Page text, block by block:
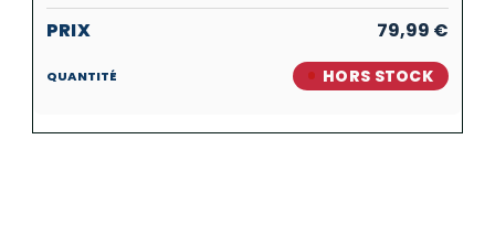
79,99 €
HORS STOCK